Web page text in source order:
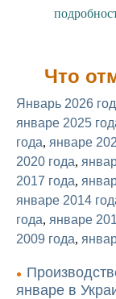
Что
Январь 2026 год
январе 2025
года, январе
2020 года,
2017 года,
январе 2014
года, январе
2009 года,
январе в